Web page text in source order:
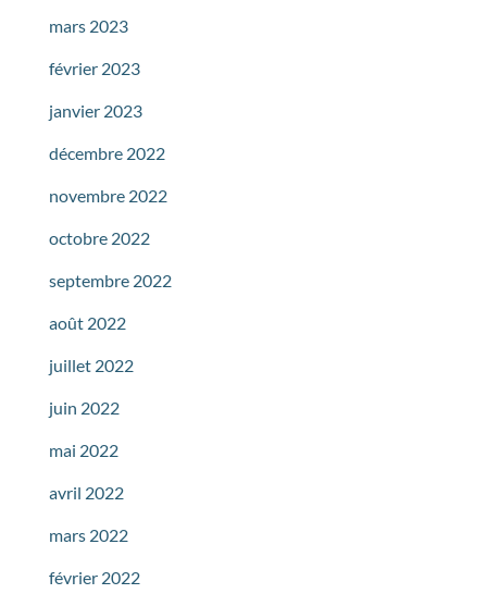
mars 2023
février 2023
janvier 2023
décembre 2022
novembre 2022
octobre 2022
septembre 2022
août 2022
juillet 2022
juin 2022
mai 2022
avril 2022
mars 2022
février 2022